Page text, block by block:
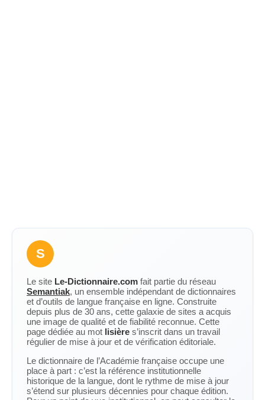
S
Le site Le-Dictionnaire.com fait partie du réseau
Semantiak, un ensemble indépendant de dictionnaires
et d’outils de langue française en ligne. Construite
depuis plus de 30 ans, cette galaxie de sites a acquis
une image de qualité et de fiabilité reconnue. Cette
page dédiée au mot lisière s’inscrit dans un travail
régulier de mise à jour et de vérification éditoriale.
Le dictionnaire de l’Académie française occupe une
place à part : c’est la référence institutionnelle
historique de la langue, dont le rythme de mise à jour
s’étend sur plusieurs décennies pour chaque édition.